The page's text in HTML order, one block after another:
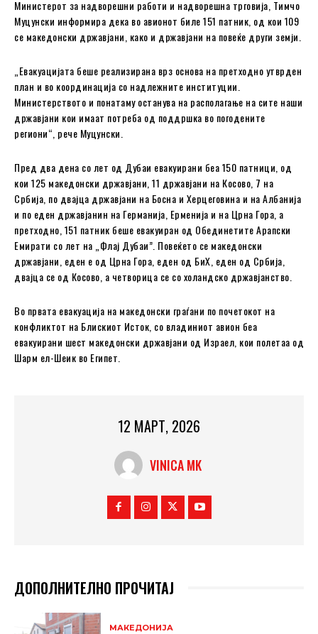
Министерот за надворешни работи и надворешна трговија, Тимчо
Муцунски информира дека во авионот биле 151 патник, од кои 109
се македонски државјани, како и државјани на повеќе други земји.
„Евакуацијата беше реализирана врз основа на претходно утврден
план и во координација со надлежните институции.
Министерството и понатаму останува на располагање на сите наши
државјани кои имаат потреба од поддршка во погодените
региони“, рече Муцунски.
Пред два дена со лет од Дубаи евакуирани беа 150 патници, од
кои 125 македонски државјани, 11 државјани на Косово, 7 на
Србија, по двајца државјани на Босна и Херцеговина и на Албанија
и по еден државјанин на Германија, Ерменија и на Црна Гора, а
претходно, 151 патник беше евакуиран од Обединетите Арапски
Емирати со лет на „Флај Дубаи”. Повеќето се македонски
државјани, еден е од Црна Гора, еден од БиХ, еден од Србија,
двајца се од Косово, а четворица се со холандско државјанство.
Во првата евакуација на македонски граѓани по почетокот на
конфликтот на Блискиот Исток, со владиниот авион беа
евакуирани шест македонски државјани од Израел, кои полетаа од
Шарм ел-Шеик во Египет.
12 МАРТ, 2026
VINICA MK
ДОПОЛНИТЕЛНО ПРОЧИТАЈ
МАКЕДОНИЈА